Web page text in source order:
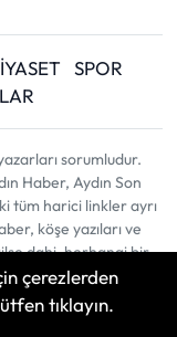
SPOR
sorumludur.
Haber, Aydın Son
tüm harici linkler ayrı
köşe yazıları ve
dahi, herhangi bir
çerezlerden
tıklayın.